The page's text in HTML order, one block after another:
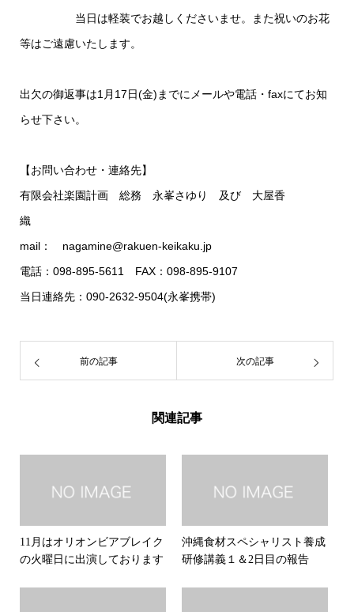
当日は軽装でお越しくださいませ。また祝いのお花
等はご遠慮いたします。
出欠の御返事は1月17日(金)までにメールや電話・faxにてお知
らせ下さい。
【お問い合わせ・連絡先】
有限会社楽園計画 総務 永峯さゆり 及び 大屋香
織
mail： nagamine@rakuen-keikaku.jp
電話：098-895-5611 FAX：098-895-9107
当日連絡先：090-2632-9504(永峯携帯)
前の記事 次の記事
関連記事
11月はオリオンビアブレイク
の火曜日に出演しております
沖縄食材スペシャリスト養成
研修講義１＆2日目の報告